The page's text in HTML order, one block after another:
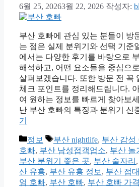
6월 25, 20263월 22, 2026 작성자:
부산 호빠에 관심 있는 분들이 방
는 점은 실제 분위기와 선택 기준
에서는 다양한 후기를 바탕으로
해석하고, 어떤 요소들을 중심으
살펴보겠습니다. 또한 방문 전 꼭
체크 포인트를 정리해드립니다.
여 원하는 정보를 빠르게 찾아보
난 부산 호빠의 특징과 분위기 신
기
카
테
고
리
정보
태
그
부산 nightlife, 부산 감성
호빠, 부산 남성접객업소, 부산 놀
부산 분위기 좋은 곳, 부산 술자리 ,
산 유흥, 부산 유흥 정보 , 부산 접
엄 호빠, 부산 호빠, 부산 호빠 가격